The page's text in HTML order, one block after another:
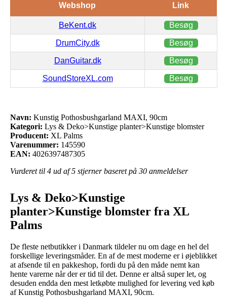
Webshop Link
BeKent.dk Besøg
DrumCity.dk Besøg
DanGuitar.dk Besøg
SoundStoreXL.com Besøg
Navn: Kunstig Pothosbushgarland MAXI, 90cm
Kategori: Lys & Deko>Kunstige planter>Kunstige blomster
Producent: XL Palms
Varenummer: 145590
EAN: 4026397487305
Vurderet til 4 ud af 5 stjerner baseret på 30 anmeldelser
Lys & Deko>Kunstige
planter>Kunstige blomster fra XL
Palms
De fleste netbutikker i Danmark tildeler nu om dage en hel del
forskellige leveringsmåder. En af de mest moderne er i øjeblikket
at afsende til en pakkeshop, fordi du på den måde nemt kan
hente varerne når der er tid til det. Denne er altså super let, og
desuden endda den mest letkøbte mulighed for levering ved køb
af Kunstig Pothosbushgarland MAXI, 90cm.